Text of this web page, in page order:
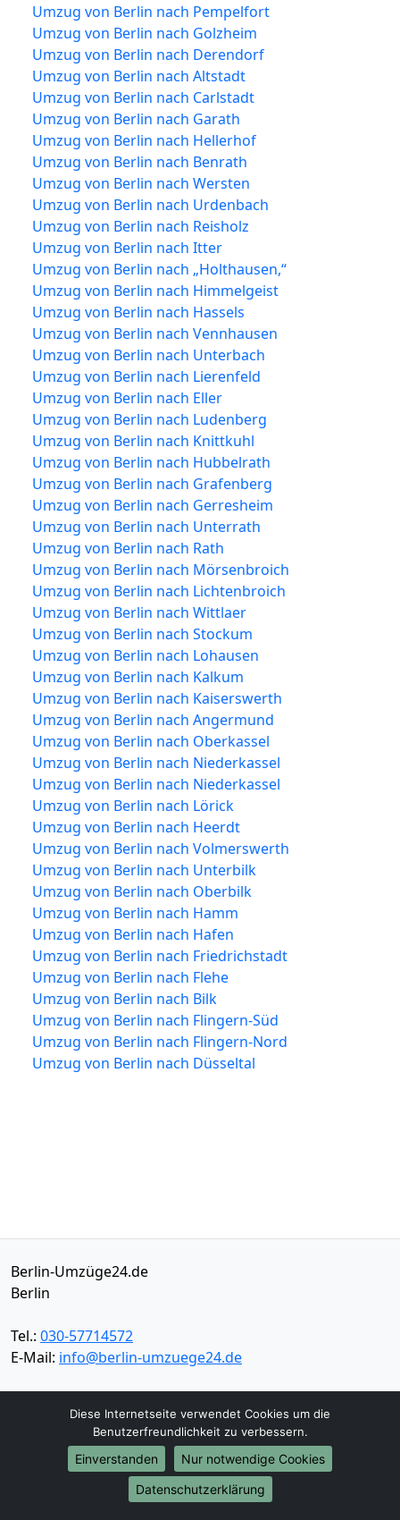
Umzug von Berlin nach Pempelfort
Umzug von Berlin nach Golzheim
Umzug von Berlin nach Derendorf
Umzug von Berlin nach Altstadt
Umzug von Berlin nach Carlstadt
Umzug von Berlin nach Garath
Umzug von Berlin nach Hellerhof
Umzug von Berlin nach Benrath
Umzug von Berlin nach Wersten
Umzug von Berlin nach Urdenbach
Umzug von Berlin nach Reisholz
Umzug von Berlin nach Itter
Umzug von Berlin nach „Holthausen,“
Umzug von Berlin nach Himmelgeist
Umzug von Berlin nach Hassels
Umzug von Berlin nach Vennhausen
Umzug von Berlin nach Unterbach
Umzug von Berlin nach Lierenfeld
Umzug von Berlin nach Eller
Umzug von Berlin nach Ludenberg
Umzug von Berlin nach Knittkuhl
Umzug von Berlin nach Hubbelrath
Umzug von Berlin nach Grafenberg
Umzug von Berlin nach Gerresheim
Umzug von Berlin nach Unterrath
Umzug von Berlin nach Rath
Umzug von Berlin nach Mörsenbroich
Umzug von Berlin nach Lichtenbroich
Umzug von Berlin nach Wittlaer
Umzug von Berlin nach Stockum
Umzug von Berlin nach Lohausen
Umzug von Berlin nach Kalkum
Umzug von Berlin nach Kaiserswerth
Umzug von Berlin nach Angermund
Umzug von Berlin nach Oberkassel
Umzug von Berlin nach Niederkassel
Umzug von Berlin nach Niederkassel
Umzug von Berlin nach Lörick
Umzug von Berlin nach Heerdt
Umzug von Berlin nach Volmerswerth
Umzug von Berlin nach Unterbilk
Umzug von Berlin nach Oberbilk
Umzug von Berlin nach Hamm
Umzug von Berlin nach Hafen
Umzug von Berlin nach Friedrichstadt
Umzug von Berlin nach Flehe
Umzug von Berlin nach Bilk
Umzug von Berlin nach Flingern-Süd
Umzug von Berlin nach Flingern-Nord
Umzug von Berlin nach Düsseltal
Berlin-Umzüge24.de
Berlin
Tel.: 030-57714572
E-Mail: info@berlin-umzuege24.de
Datenschutz
Diese Internetseite verwendet Cookies um die
Benutzerfreundlichkeit zu verbessern.
Einverstanden
Nur notwendige Cookies
Datenschutzerklärung